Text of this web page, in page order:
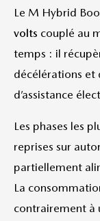
Le M Hybrid
volts couplé au
temps : il
décélérations et
d’assistance
Les phases les
reprises sur
partiellement
La
contrairement à